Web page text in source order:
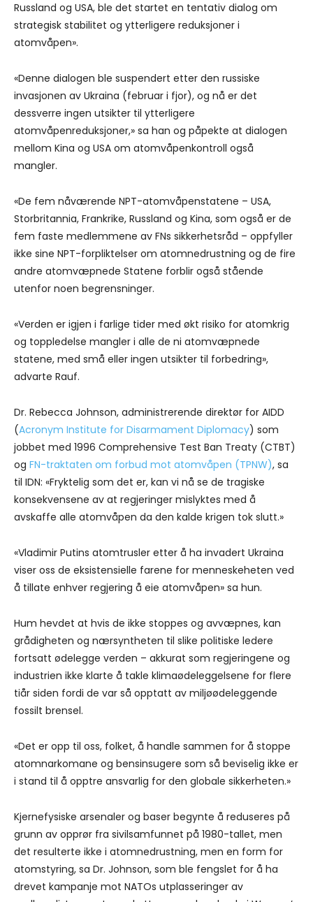
Russland og USA, ble det startet en tentativ dialog om
strategisk stabilitet og ytterligere reduksjoner i
atomvåpen».
«Denne dialogen ble suspendert etter den russiske
invasjonen av Ukraina (februar i fjor), og nå er det
dessverre ingen utsikter til ytterligere
atomvåpenreduksjoner,» sa han og påpekte at dialogen
mellom Kina og USA om atomvåpenkontroll også
mangler.
«De fem nåværende NPT-atomvåpenstatene – USA,
Storbritannia, Frankrike, Russland og Kina, som også er de
fem faste medlemmene av FNs sikkerhetsråd – oppfyller
ikke sine NPT-forpliktelser om atomnedrustning og de fire
andre atomvæpnede Statene forblir også stående
utenfor noen begrensninger.
«Verden er igjen i farlige tider med økt risiko for atomkrig
og toppledelse mangler i alle de ni atomvæpnede
statene, med små eller ingen utsikter til forbedring»,
advarte Rauf.
Dr. Rebecca Johnson, administrerende direktør for AIDD
(Acronym Institute for Disarmament Diplomacy) som
jobbet med 1996 Comprehensive Test Ban Treaty (CTBT)
og FN-traktaten om forbud mot atomvåpen (TPNW), sa
til IDN: «Fryktelig som det er, kan vi nå se de tragiske
konsekvensene av at regjeringer mislyktes med å
avskaffe alle atomvåpen da den kalde krigen tok slutt.»
«Vladimir Putins atomtrusler etter å ha invadert Ukraina
viser oss de eksistensielle farene for menneskeheten ved
å tillate enhver regjering å eie atomvåpen» sa hun.
Hum hevdet at hvis de ikke stoppes og avvæpnes, kan
grådigheten og nærsyntheten til slike politiske ledere
fortsatt ødelegge verden – akkurat som regjeringene og
industrien ikke klarte å takle klimaødeleggelsene for flere
tiår siden fordi de var så opptatt av miljøødeleggende
fossilt brensel.
«Det er opp til oss, folket, å handle sammen for å stoppe
atomnarkomane og bensinsugere som så beviselig ikke er
i stand til å opptre ansvarlig for den globale sikkerheten.»
Kjernefysiske arsenaler og baser begynte å reduseres på
grunn av opprør fra sivilsamfunnet på 1980-tallet, men
det resulterte ikke i atomnedrustning, men en form for
atomstyring, sa Dr. Johnson, som ble fengslet for å ha
drevet kampanje mot NATOs utplasseringer av